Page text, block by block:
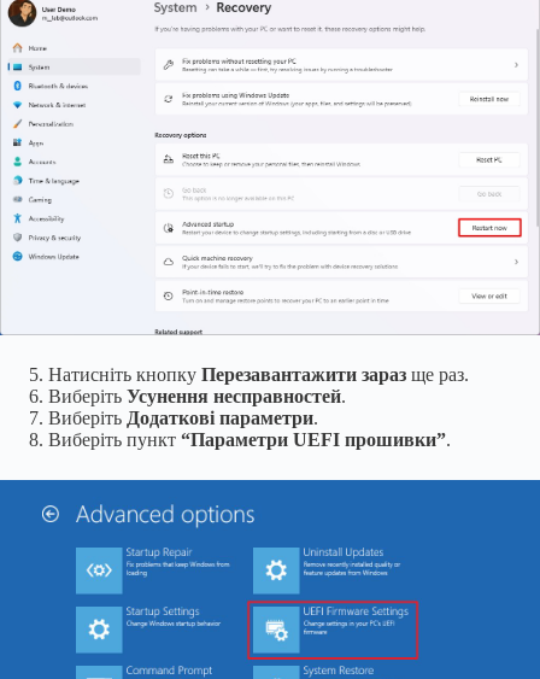
Натисніть кнопку Перезавантажити зараз ще раз.
Виберіть Усунення несправностей.
Виберіть Додаткові параметри.
Виберіть пункт “Параметри UEFI прошивки”.